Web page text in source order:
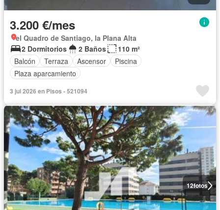
3.200 €/mes
el Quadro de Santiago, la Plana Alta
2 Dormitorios
2 Baños
110 m²
Balcón
Terraza Ascensor
Piscina
Plaza aparcamiento
3 jul 2026 en Pisos - 521094
12fotos